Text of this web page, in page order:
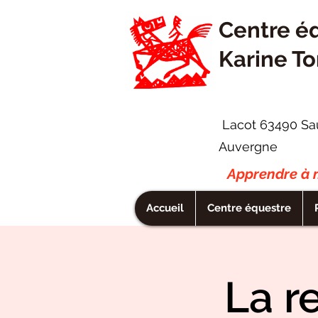
Centre
Karine
Lacot 63490
Auvergne
Apprendre à
Accueil Centre équestre
La